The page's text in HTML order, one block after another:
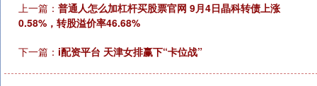
上一篇： 普通人怎么加杠杆买股票官网 9月4日晶科转债上涨
0.58%，转股溢价率46.68%
下一篇： i配资平台 天津女排赢下“卡位战”